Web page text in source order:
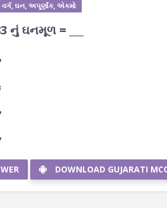
ઘન, અપૂર્ણાંક, એકમો
નું ઘનમૂળ = ___
DOWNLOAD GUJARATI